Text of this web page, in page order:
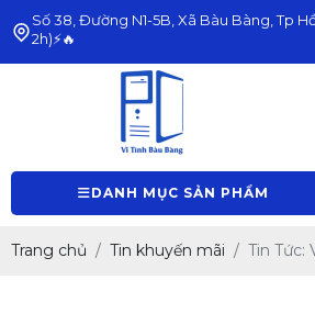
Số 38, Đường N1-5B, Xã Bàu Bàng, Tp
2h)⚡🔥
DANH MỤC SẢN PHẨM
Trang chủ Tin khuyến mãi Tin Tức: